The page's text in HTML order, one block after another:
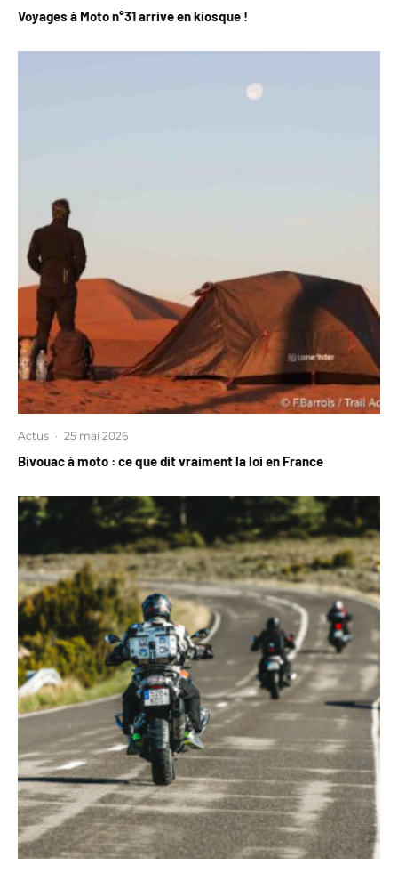
Voyages à Moto n°31 arrive en kiosque !
Actus · 25 mai 2026
Bivouac à moto : ce que dit vraiment la loi en France